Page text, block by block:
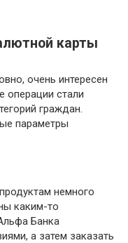
карты
очень интересен
операции стали
граждан.
параметры
немного
каким-то
Банка
а затем заказать